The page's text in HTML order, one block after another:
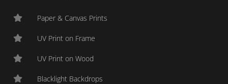
Paper & Canvas Prints
UV Print on Frame
UV Print on Wood
Blacklight Backdrops